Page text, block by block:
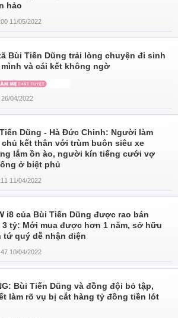
hảo
11/05/2022
Bùi Tiến Dũng trải lòng chuyện đi sinh
mình và cái kết không ngờ
26/04/2022
Dũng - Hà Đức Chinh: Người làm
kết thân với trùm buôn siêu xe
lắm ồn ào, người kín tiếng cưới vợ
ở biệt phủ
11/04/2022
i8 của Bùi Tiến Dũng được rao bán
3 tỷ: Mới mua được hơn 1 năm, sở hữu
tứ quý dễ nhận diện
10/04/2022
Bùi Tiến Dũng và đồng đội bỏ tập,
làm rõ vụ bị cắt hàng tỷ đồng tiền lót